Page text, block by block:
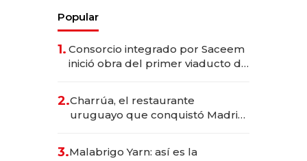
Popular
1. Consorcio integrado por Saceem
inició obra del primer viaducto de
millones
2.Charrúa, el restaurante
uruguayo que conquistó Madrid:
anticipación y prepara apertura
3.Malabrigo Yarn: así es la